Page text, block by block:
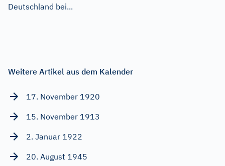
Deutschland bei...
Weitere Artikel aus dem Kalender
17. November 1920
15. November 1913
2. Januar 1922
20. August 1945